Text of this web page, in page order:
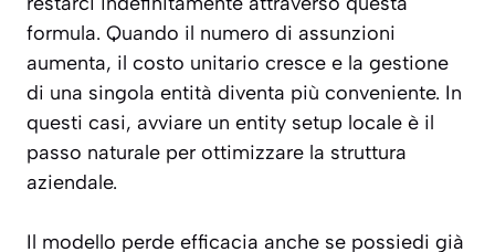
formula. Quando il numero di assunzioni
aumenta, il costo unitario cresce e la gestione
di una singola entità diventa più conveniente. In
questi casi, avviare un entity setup locale è il
passo naturale per ottimizzare la struttura
aziendale.
Il modello perde efficacia anche se possiedi già